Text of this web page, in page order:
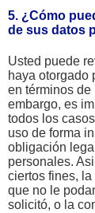
5. ¿Cómo
de sus datos
Usted puede
haya otorgado
en términos de
embargo, es
todos los
uso de forma
obligación
personales.
ciertos fines,
que no le
solicitó, o la